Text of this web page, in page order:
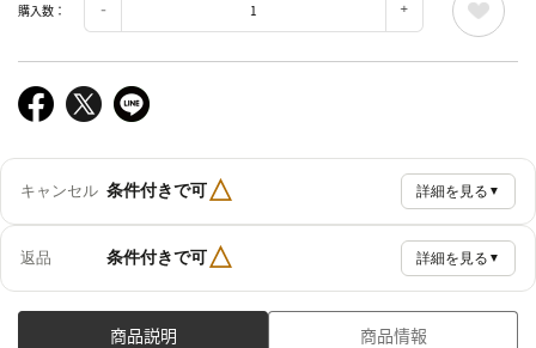
購入数：
キャンセル 条件付きで可△ 詳細を見る ▼
返品 条件付きで可△ 詳細を見る ▼
商品説明 商品情報